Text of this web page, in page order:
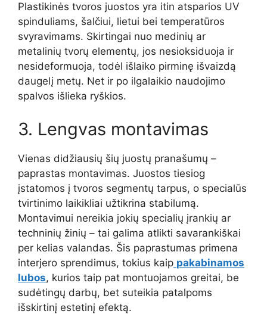
Plastikinės tvoros juostos yra itin atsparios UV
spinduliams, šalčiui, lietui bei temperatūros
svyravimams. Skirtingai nuo medinių ar
metalinių tvorų elementų, jos nesioksiduoja ir
nesideformuoja, todėl išlaiko pirminę išvaizdą
daugelį metų. Net ir po ilgalaikio naudojimo
spalvos išlieka ryškios.
3. Lengvas montavimas
Vienas didžiausių šių juostų pranašumų –
paprastas montavimas. Juostos tiesiog
įstatomos į tvoros segmentų tarpus, o specialūs
tvirtinimo laikikliai užtikrina stabilumą.
Montavimui nereikia jokių specialių įrankių ar
techninių žinių – tai galima atlikti savarankiškai
per kelias valandas. Šis paprastumas primena
interjero sprendimus, tokius kaip pakabinamos
lubos, kurios taip pat montuojamos greitai, be
sudėtingų darbų, bet suteikia patalpoms
išskirtinį estetinį efektą.